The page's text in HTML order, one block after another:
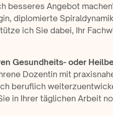
besseres Angebot
diplomierte
ich Sie dabei, Ihr
Gesundheits- oder
Dozentin mit
beruflich
in Ihrer täglichen Arbeit